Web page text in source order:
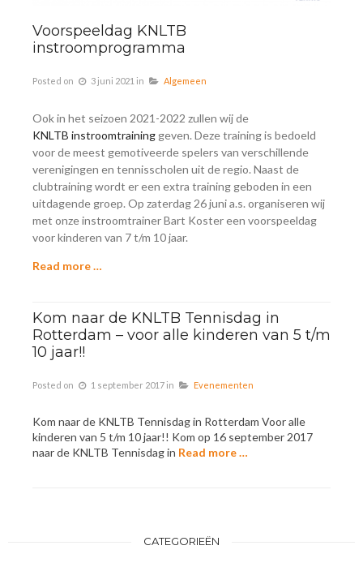
Voorspeeldag KNLTB
instroomprogramma
Posted on 3 juni 2021 in Algemeen
Ook in het seizoen 2021-2022 zullen wij de
KNLTB instroomtraining geven. Deze training is bedoeld
voor de meest gemotiveerde spelers van verschillende
verenigingen en tennisscholen uit de regio. Naast de
clubtraining wordt er een extra training geboden in een
uitdagende groep. Op zaterdag 26 juni a.s. organiseren wij
met onze instroomtrainer Bart Koster een voorspeeldag
voor kinderen van 7 t/m 10 jaar.
Read more …
Kom naar de KNLTB Tennisdag in
Rotterdam – voor alle kinderen van 5 t/m
10 jaar!!
Posted on 1 september 2017 in Evenementen
Kom naar de KNLTB Tennisdag in Rotterdam Voor alle
kinderen van 5 t/m 10 jaar!! Kom op 16 september 2017
naar de KNLTB Tennisdag in Read more …
CATEGORIEËN